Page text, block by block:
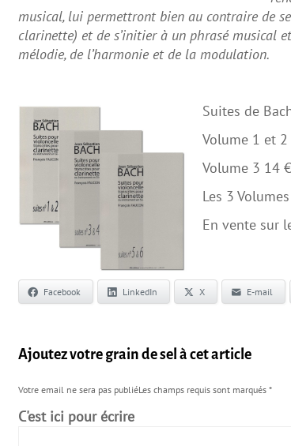
musical, lui permettront bien au contraire de
clarinette) et de s’initier à un phrasé musical
mélodie, de l’harmonie et de la modulation.
Suites de
Volume 1 et
Volume 3 14 €
Les 3
En vente sur
Facebook LinkedIn X E-mail
Ajoutez votre grain de sel à cet article
Votre email ne sera pas publiéLes champs requis sont marqués *
C'est ici pour écrire